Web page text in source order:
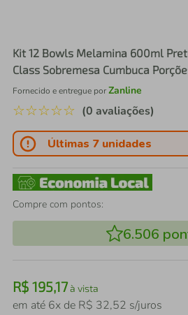
Kit 12 Bowls Melamina 600ml
Class Sobremesa Cumbuca
Fornecido e entregue porZanline
☆☆☆☆☆ (0 avaliações)
Últimas 7 unidades
Compre com pontos:
6.506
R$ 195,17à vista
em até 6x de R$ 32,52 s/juros